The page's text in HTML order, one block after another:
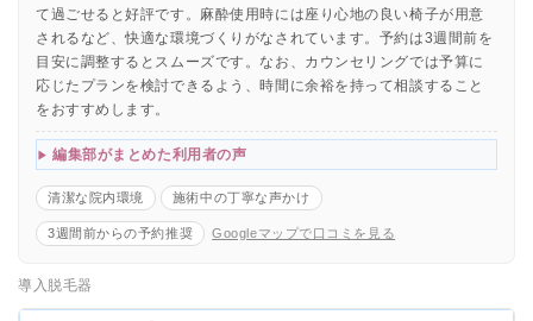
て過ごせると好評です。麻酔使用時には座り心地の良い椅子が用意
されるなど、快適な環境づくりがなされています。予約は3週間前を
目安に調整するとスムーズです。なお、カウンセリングでは予算に
応じたプランを検討できるよう、時間に余裕を持って相談すること
をおすすめします。
編集部がまとめた利用者の声
清潔な院内環境 施術中の丁寧な声かけ
3週間前からの予約推奨 Googleマップで口コミを見る
導入脱毛器